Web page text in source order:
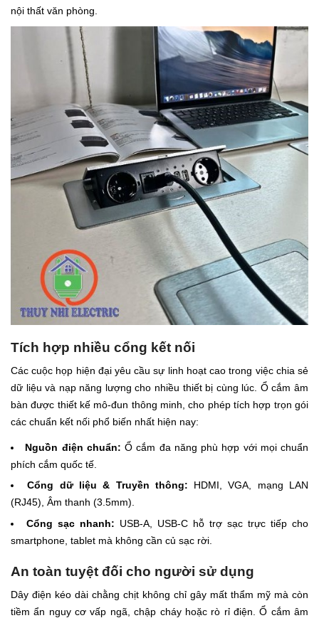
nội thất văn phòng.
Tích hợp nhiều cổng kết nối
Các cuộc họp hiện đại yêu cầu sự linh hoạt cao trong việc chia sẻ
dữ liệu và nạp năng lượng cho nhiều thiết bị cùng lúc. Ổ cắm âm
bàn được thiết kế mô-đun thông minh, cho phép tích hợp trọn gói
các chuẩn kết nối phổ biến nhất hiện nay:
Nguồn điện chuẩn: Ổ cắm đa năng phù hợp với mọi chuẩn
phích cắm quốc tế.
Cổng dữ liệu & Truyền thông: HDMI, VGA, mạng LAN
(RJ45), Âm thanh (3.5mm).
Cổng sạc nhanh: USB-A, USB-C hỗ trợ sạc trực tiếp cho
smartphone, tablet mà không cần củ sạc rời.
An toàn tuyệt đối cho người sử dụng
Dây điện kéo dài chằng chịt không chỉ gây mất thẩm mỹ mà còn
tiềm ẩn nguy cơ vấp ngã, chập cháy hoặc rò rỉ điện. Ổ cắm âm